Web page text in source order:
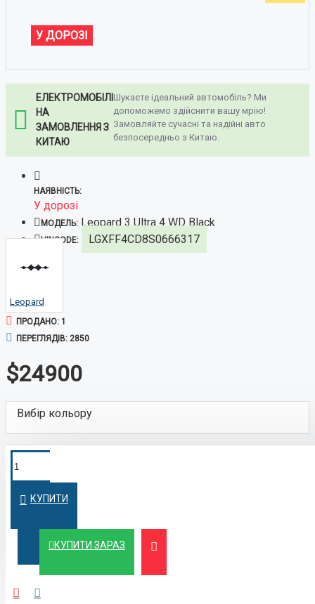
У ДОРОЗІ
ЕЛЕКТРОМОБІЛІ
НА
ЗАМОВЛЕННЯ З
КИТАЮ
Шукаєте ідеальний автомобіль? Ми
допоможемо здійснити вашу мрію!
Замовляйте сучасні та надійні авто
безпосередньо з Китаю.
НАЯВНІСТЬ:
У дорозі
МОДЕЛЬ: Leopard 3 Ultra 4 WD Black
VINCODE: LGXFF4CD8S0666317
Leopard
ПРОДАНО: 1
ПЕРЕГЛЯДІВ: 2850
$24900
Вибір кольору
КУПИТИ
КУПИТИ ЗАРАЗ
КРЕДИТ
ЛІЗИНГ Вигідний лізинг для бізнесу та фізичних осіб